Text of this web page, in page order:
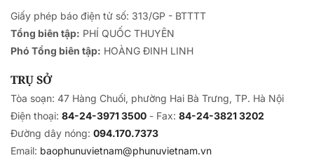
Giấy phép báo điện tử số: 313/GP - BTTTT
Tổng biên tập: PHÍ QUỐC THUYÊN
Phó Tổng biên tập: HOÀNG ĐINH LINH
TRỤ SỞ
Tòa soạn: 47 Hàng Chuối, phường Hai Bà Trưng, TP. Hà Nội
Điện thoại: 84-24-3971 3500 - Fax: 84-24-3821 3202
Đường dây nóng: 094.170.7373
Email: baophunuvietnam@phunuvietnam.vn